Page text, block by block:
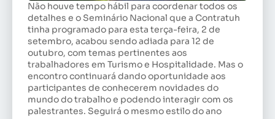
Não houve tempo hábil para coordenar todos os
detalhes e o Seminário Nacional que a Contratuh
tinha programado para esta terça-feira, 2 de
setembro, acabou sendo adiada para 12 de
outubro, com temas pertinentes aos
trabalhadores em Turismo e Hospitalidade. Mas o
encontro continuará dando oportunidade aos
participantes de conhecerem novidades do
mundo do trabalho e podendo interagir com os
palestrantes. Seguirá o mesmo estilo do ano